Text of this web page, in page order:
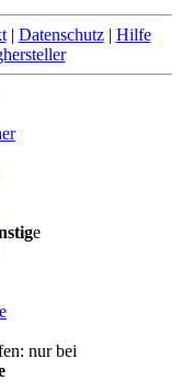
| Datenschutz| Hilfe
e
nur bei